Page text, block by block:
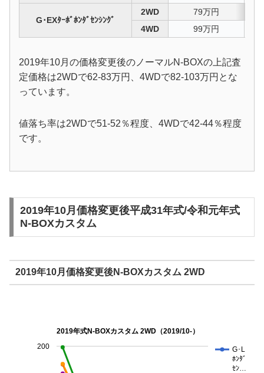
G･EXﾀｰﾎﾞﾎﾝﾀﾞｾﾝｼﾝｸﾞ
2WD 79万円
4WD
99万円
2019年10月の価格変更後のノーマルN-BOXの上記査
定価格は2WDで62-83万円、4WDで82-103万円とな
っています。
値落ち率は2WDで51-52％程度、4WDで42-44％程度
です。
2019年10月価格変更後平成31年式/令和元年式
N-BOXカスタム
2019年10月価格変更後N-BOXカスタム 2WD
2019年式N-BOXカスタム 2WD（2019/10-）
G･L
ﾎﾝﾀﾞ
ｾﾝ…
200